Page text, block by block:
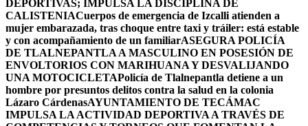
DEPORTIVAS; IMPULSA LA DISCIPLINA DE
CALISTENIACuerpos de emergencia de Izcalli atienden a
mujer embarazada, tras choque entre taxi y tráiler: está estable
y con acompañamiento de un familiarASEGURA POLICÍA
DE TLALNEPANTLA A MASCULINO EN POSESIÓN DE
ENVOLTORIOS CON MARIHUANA Y DESVALIJANDO
UNA MOTOCICLETAPolicía de Tlalnepantla detiene a un
hombre por presuntos delitos contra la salud en la colonia
Lázaro CárdenasAYUNTAMIENTO DE TECÁMAC
IMPULSA LA ACTIVIDAD DEPORTIVA A TRAVÉS DE